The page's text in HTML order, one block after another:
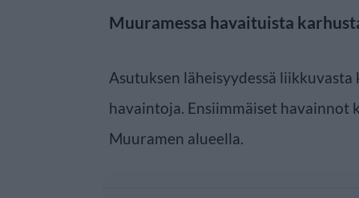
Muuramessa havaituista
Asutuksen läheisyydessä
havaintoja. Ensiimmäiset
Muuramen alueella.